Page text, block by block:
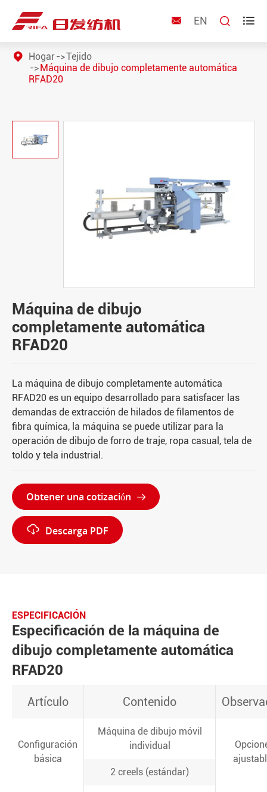
 EN  
Hogar
Tejido
Máquina de dibujo completamente automática
RFAD20
Máquina de dibujo
completamente automática
RFAD20
La máquina de dibujo completamente automática
RFAD20 es un equipo desarrollado para satisfacer las
demandas de extracción de hilados de filamentos de
fibra química, la máquina se puede utilizar para la
operación de dibujo de forro de traje, ropa casual, tela de
toldo y tela industrial.
Obtener una cotización 
 Descarga PDF
ESPECIFICACIÓN
Especificación de la máquina de
dibujo completamente automática
RFAD20
Artículo Contenido
Configuración
básica
Máquina de dibujo móvil
individual
2 creels (estándar)